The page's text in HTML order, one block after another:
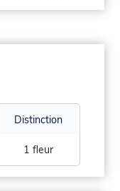
Distinction
1 fleur